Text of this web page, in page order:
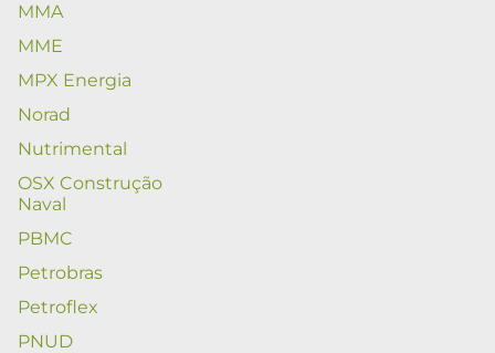
MMA
MME
MPX Energia
Norad
Nutrimental
OSX Construção
Naval
PBMC
Petrobras
Petroflex
PNUD